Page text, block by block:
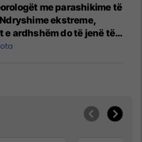
me parashikime të
ekstreme,
e ardhshëm do të jenë të